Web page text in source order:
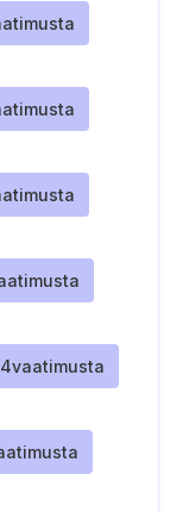
4vaatimusta